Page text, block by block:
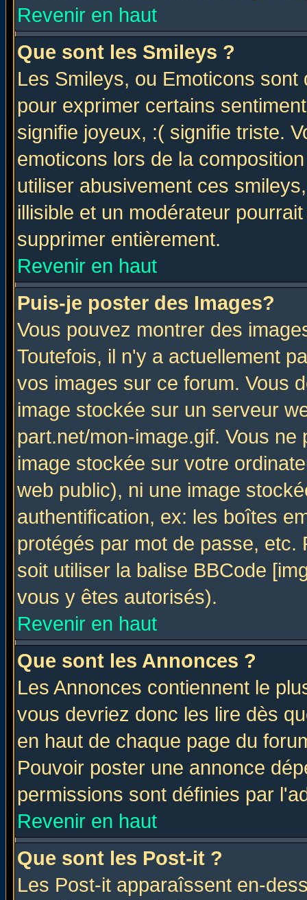
Revenir en haut
Que sont les Smileys ?
Les Smileys, ou Emoticons
pour exprimer certains
signifie joyeux, :( signifie triste.
emoticons lors de la
utiliser abusivement ces
illisible et un modérateur
supprimer entièrement.
Revenir en haut
Puis-je poster des Images?
Vous pouvez montrer des
Toutefois, il n'y a actuellement
vos images sur ce forum. Vous
image stockée sur un serveur
part.net/mon-image.gif. Vous
image stockée sur votre
web public), ni une image
authentification, ex: les boîtes
protégés par mot de passe,
soit utiliser la balise BBCode
vous y êtes autorisés).
Revenir en haut
Que sont les Annonces ?
Les Annonces contiennent le
vous devriez donc les lire dès
en haut de chaque page du
Pouvoir poster une annonce
permissions sont définies par
Revenir en haut
Que sont les Post-it ?
Les Post-it apparaîssent en-